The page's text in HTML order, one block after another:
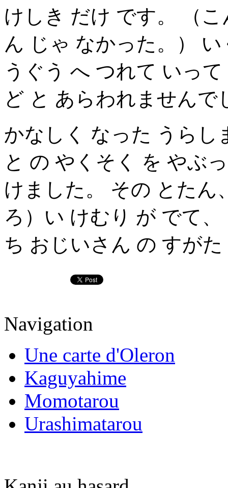
けしき だけ です。 （
ん じゃ なかった。）
うぐう へ つれて いっ
ど と あらわれませんで
かなしく なった うらし
と の やくそく を やぶ
けました。 その とたん
ろ）い けむり が でて
ち おじいさん の すが
Navigation
Une carte d'Oleron
Kaguyahime
Momotarou
Urashimatarou